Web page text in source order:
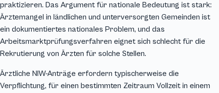
praktizieren. Das Argument für nationale Bedeutung ist stark:
Ärztemangel in ländlichen und unterversorgten Gemeinden ist
ein dokumentiertes nationales Problem, und das
Arbeitsmarktprüfungsverfahren eignet sich schlecht für die
Rekrutierung von Ärzten für solche Stellen.
Ärztliche NIW-Anträge erfordern typischerweise die
Verpflichtung, für einen bestimmten Zeitraum Vollzeit in einem